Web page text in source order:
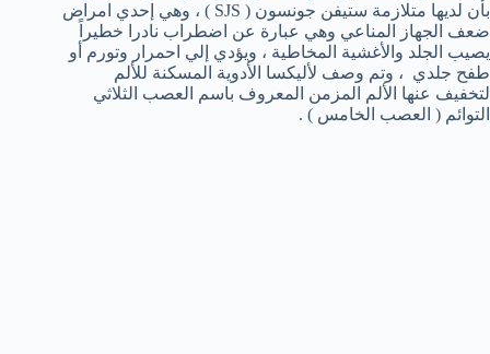
بأن لديها متلازمة ستيفن جونسون ( SJS ) ، وهي إحدي امراض
ضعف الجهاز المناعي وهي عبارة عن اضطراب نادرا خطيراً
يصيب الجلد والأغشية المخاطية ، ويؤدي إلي احمرار وتورم أو
طفح جلدي ، وتم وصف لأليكسا الأدوية المسكنة للألم
لتخفيف عنها الألم المزمن المعروف باسم العصب الثلاثي
التوائم ( العصب الخامس ) .